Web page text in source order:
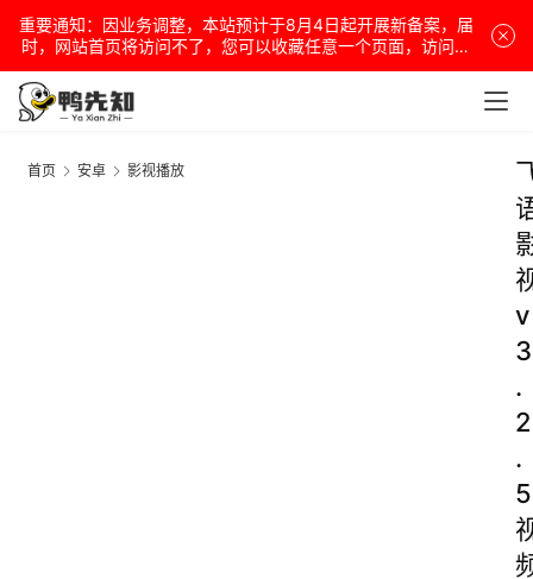
重要通知：因业务调整，本站预计于8月4日起开展新备案，届
时，网站首页将访问不了，您可以收藏任意一个页面，访问网
站！
首页 安卓 影视播放
v
3
.
2
.
5